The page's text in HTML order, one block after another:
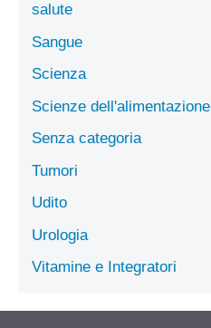
salute
Sangue
Scienza
Scienze dell'alimentazione
Senza categoria
Tumori
Udito
Urologia
Vitamine e Integratori